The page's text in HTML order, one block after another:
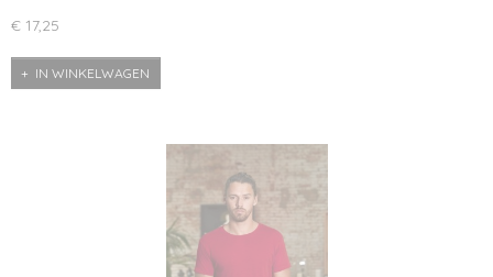
€ 17,25
IN WINKELWAGEN